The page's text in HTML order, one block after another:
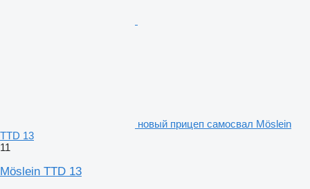
новый прицеп самосвал Möslein
TTD 13
11
Möslein TTD 13